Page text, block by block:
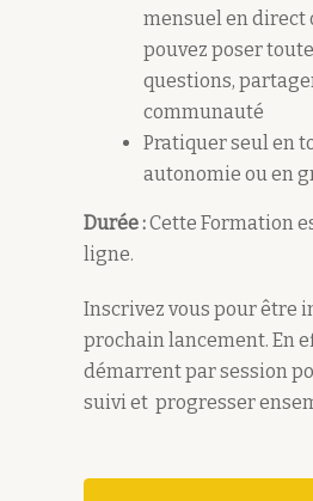
mensuel en direct
pouvez poser
questions,
communauté
Pratiquer seul en
autonomie ou en
Durée :Cette Formation
ligne.
Inscrivez vous pour être
prochain lancement. En
démarrent par session
suivi et progresser